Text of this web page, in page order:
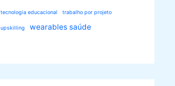
tecnologia educacional trabalho por projeto
upskilling wearables saúde